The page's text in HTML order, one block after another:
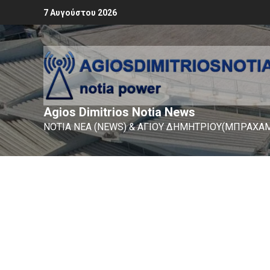
7 Αυγούστου 2026
Agios Dimitrios Notia News
ΝΟΤΙΑ ΝΕΑ (NEWS) & ΑΓΙΟΥ